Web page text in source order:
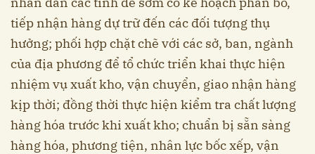
tiếp nhận hàng dự trữ đến các đối tượng thụ
hưởng; phối hợp chặt chẽ với các sở, ban, ngành
của địa phương để tổ chức triển khai thực hiện
nhiệm vụ xuất kho, vận chuyển, giao nhận hàng
kịp thời; đồng thời thực hiện kiểm tra chất lượng
hàng hóa trước khi xuất kho; chuẩn bị sẵn sàng
hàng hóa, phương tiện, nhân lực bốc xếp, vận